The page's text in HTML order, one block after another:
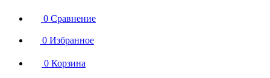
0 Сравнение
0 Избранное
0 Корзина